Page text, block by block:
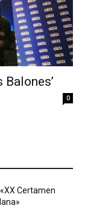
Balones’
0
Certamen